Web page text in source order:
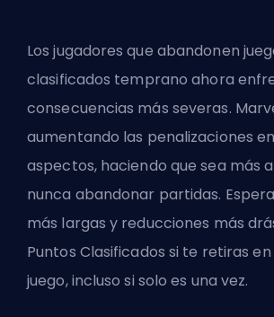
Los jugadores que abandonen
clasificados temprano ahora
consecuencias más severas.
aumentando las penalizaciones
aspectos, haciendo que sea más
nunca abandonar partidas.
más largas y reducciones más
Puntos Clasificados si te retiras
juego, incluso si solo es una vez.